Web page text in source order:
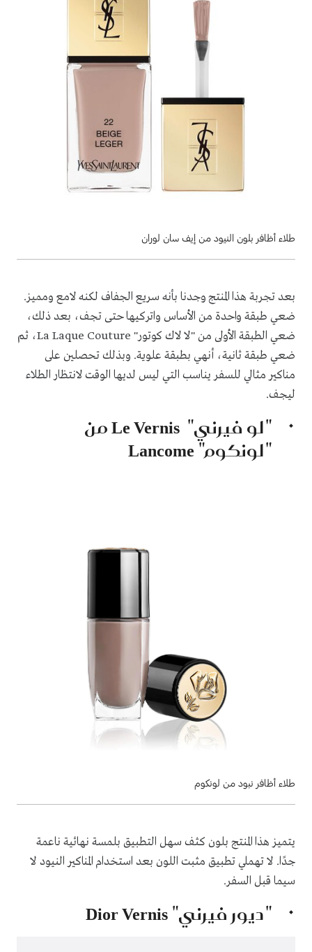
طلاء أظافر بلون النيود من إيف سان لوران
بعد تجربة هذا المنتج وجدنا بأنه سريع الجفاف لكنه لامع ومميز.
ضعي طبقة واحدة من الأساس واتركيها حتى تجف، بعد ذلك،
ضعي الطبقة الأولى من "لا لاك كوتور" La Laque Couture، ثم
ضعي طبقة ثانية، أنهي بطبقة علوية. وبذلك تحصلين على
مناكير مثالي للسفر يناسب التي ليس لديها الوقت لانتظار الطلاء
ليجف.
"لو فيرني" Le Vernisمن
"لونكوم"Lancome
طلاء أظافر نبود من لونكوم
يتميز هذا المنتج بلون كثف سهل التطبيق بلمسة نهائية ناعمة
جدًا. لا تهملي تطبيق مثبت اللون بعد استخدام المناكير النيود لا
سيما قبل السفر.
"ديور فيرني"Dior Vernis